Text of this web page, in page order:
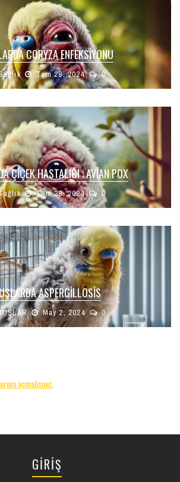
CORYZA ENFEKSIYONU
Tem 28, 2024 0
ÇIÇEK HASTALIĞI : AVİAN POX
Tem 28, 2024 0
ASPERGILLOSIS
May 2, 2024 0
açmalısınız
GİRİŞ